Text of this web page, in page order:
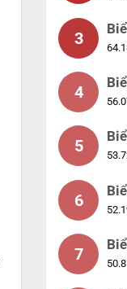
3
4
5
6
7